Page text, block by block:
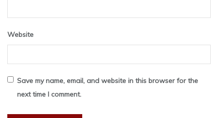
Website
Save my name, email, and website in this browser for the
next time I comment.